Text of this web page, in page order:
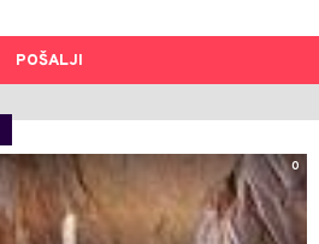
POŠALJI
0